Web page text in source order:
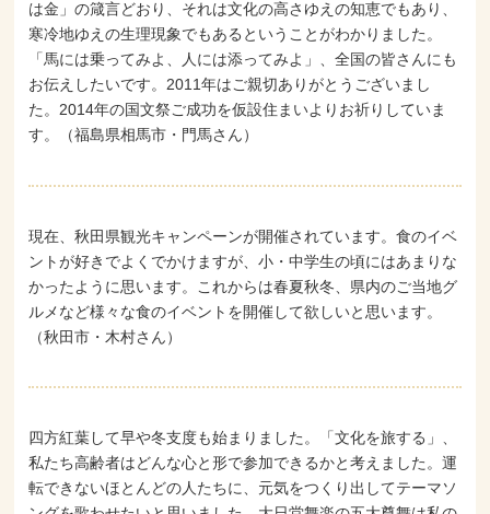
は金」の箴言どおり、それは文化の高さゆえの知恵でもあり、
寒冷地ゆえの生理現象でもあるということがわかりました。
「馬には乗ってみよ、人には添ってみよ」、全国の皆さんにも
お伝えしたいです。2011年はご親切ありがとうございまし
た。2014年の国文祭ご成功を仮設住まいよりお祈りしていま
す。（福島県相馬市・門馬さん）
現在、秋田県観光キャンペーンが開催されています。食のイベ
ントが好きでよくでかけますが、小・中学生の頃にはあまりな
かったように思います。これからは春夏秋冬、県内のご当地グ
ルメなど様々な食のイベントを開催して欲しいと思います。
（秋田市・木村さん）
四方紅葉して早や冬支度も始まりました。「文化を旅する」、
私たち高齢者はどんな心と形で参加できるかと考えました。運
転できないほとんどの人たちに、元気をつくり出してテーマソ